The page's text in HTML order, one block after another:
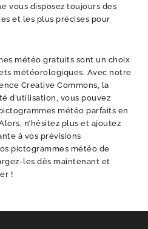
vous disposez toujours des
et les plus précises pour
météo gratuits sont un choix
météorologiques. Avec notre
Creative Commons, la
d’utilisation, vous pouvez
météo parfaits en
n’hésitez plus et ajoutez
à vos prévisions
pictogrammes météo de
les dès maintenant et
!